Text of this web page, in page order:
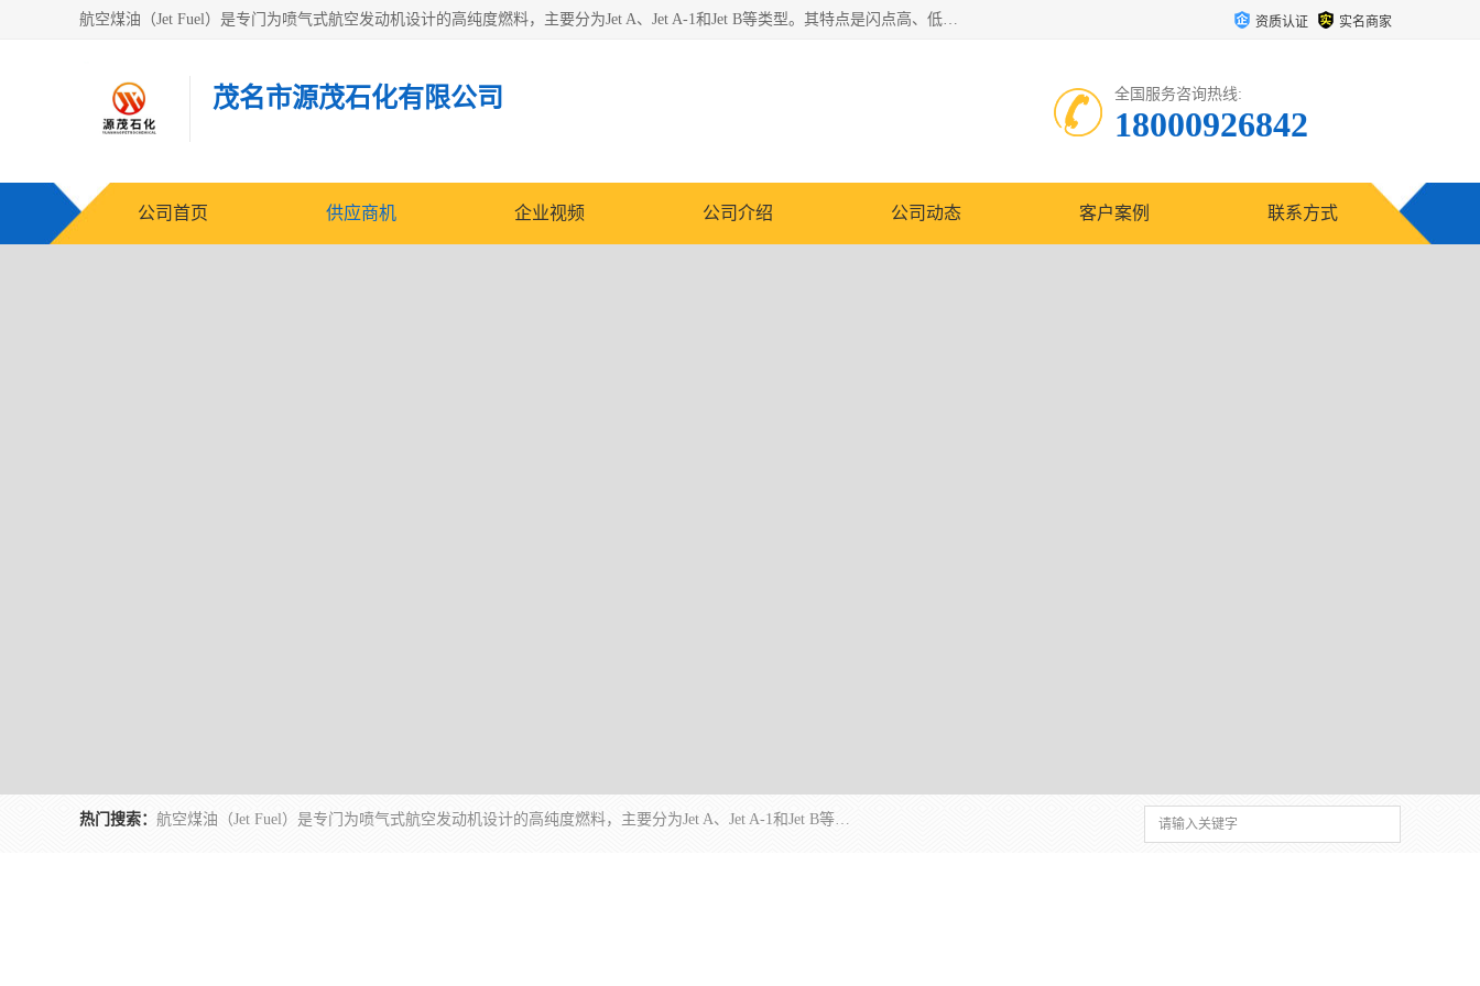
航空煤油（Jet Fuel）是专门为喷气式航空发动机设计的高纯度燃料，主要分为Jet A、Jet A-1和Jet B等类型。其特点是闪点高、低温流动性好，并添加了抗静电剂和抗氧化剂以确保飞行安全。航空煤油需 资质认证 实名商家
茂名市源茂石化有限公司 全国服务咨询热线:
18000926842
公司首页 供应商机 企业视频 公司介绍 公司动态 客户案例 联系方式
热门搜索： 航空煤油（Jet Fuel）是专门为喷气式航空发动机设计的高纯度燃料，主要分为Jet A、Jet A-1和Jet B等类型。其特点是闪点高、低温流动性好，并添加了抗静电剂和抗氧化剂以确保飞行安全。航空煤油需